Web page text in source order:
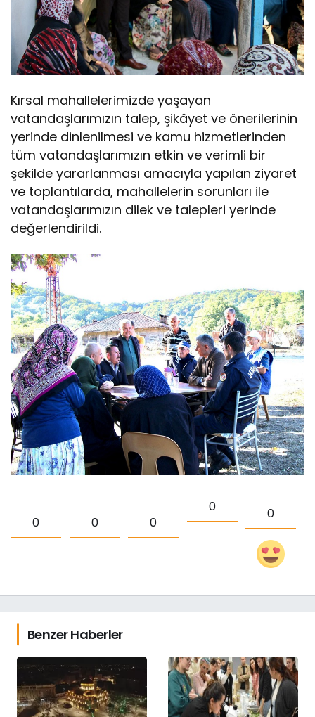
Kırsal mahallelerimizde yaşayan
vatandaşlarımızın talep, şikâyet ve önerilerinin
yerinde dinlenilmesi ve kamu hizmetlerinden
tüm vatandaşlarımızın etkin ve verimli bir
şekilde yararlanması amacıyla yapılan ziyaret
ve toplantılarda, mahallelerin sorunları ile
vatandaşlarımızın dilek ve talepleri yerinde
değerlendirildi.
0 0 0
0 0
Benzer Haberler